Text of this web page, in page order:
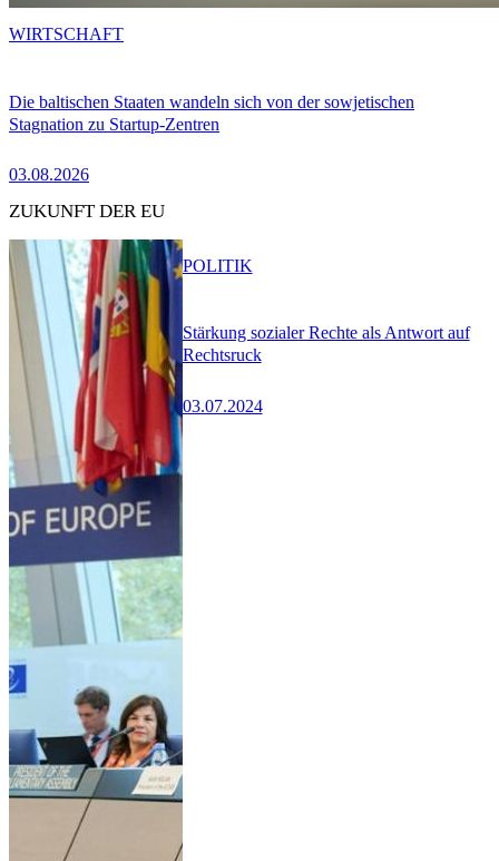
Die baltischen Staaten wandeln sich von der sowjetischen
Stagnation zu Startup-Zentren
03.08.2026
WIRTSCHAFT
ZUKUNFT DER EU
Stärkung sozialer Rechte als Antwort auf
Rechtsruck
03.07.2024
POLITIK